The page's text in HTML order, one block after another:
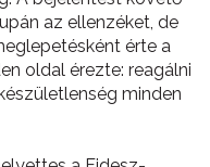
az ellenzéket, de
érte a
oldal érezte: reagálni
minden